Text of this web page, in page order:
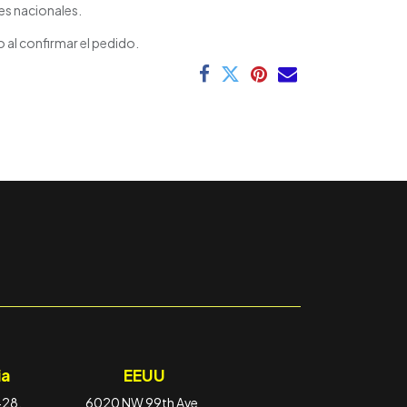
nacionales.
confirmar el pedido.
EEUU
6020 NW 99th Ave